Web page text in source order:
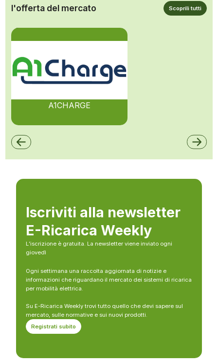
l'offerta del mercato Scoprili tutti
A1CHARGE
Iscriviti alla newsletter
E-Ricarica Weekly
L’iscrizione è gratuita. La newsletter viene inviato ogni
giovedì
Ogni settimana una raccolta aggiornata di notizie e
informazioni che riguardano il mercato dei sistemi di ricarica
per mobilità elettrica.
Su E-Ricarica Weekly trovi tutto quello che devi sapere sul
mercato, sulle normative e sui nuovi prodotti.
Registrati subito